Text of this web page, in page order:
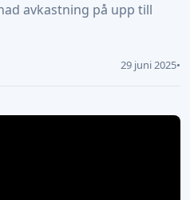
avkastning på upp till
29 juni 2025•